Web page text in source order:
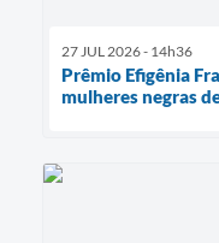
27 JUL 2026 - 14h36
Prêmio Efigênia
mulheres negras